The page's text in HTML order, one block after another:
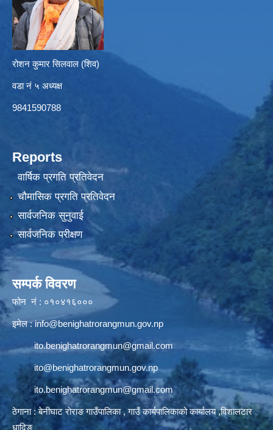
रोशन कुमार सिलवाल (शिव)
वडा नं ५ अध्यक्ष
9841590788
Reports
वार्षिक प्रगति प्रतिवेदन
चौमासिक प्रगति प्रतिवेदन
सार्वजनिक सुनुवाई
सार्वजनिक परीक्षण
सम्पर्क विवरण
फोन नं : ०१०४१६०००
इमेल :info@benighatrorangmun.gov.np
ito.benighatrorangmun@gmail.com
ito@benighatrorangmun.gov.np
ito.benighatrorangmun@gmail.com
ठेगाना : बेनीघाट रोराङ गाउँपालिका , गाउँ कार्यपालिकाको कार्यालय ,विशालटार
धादिङ